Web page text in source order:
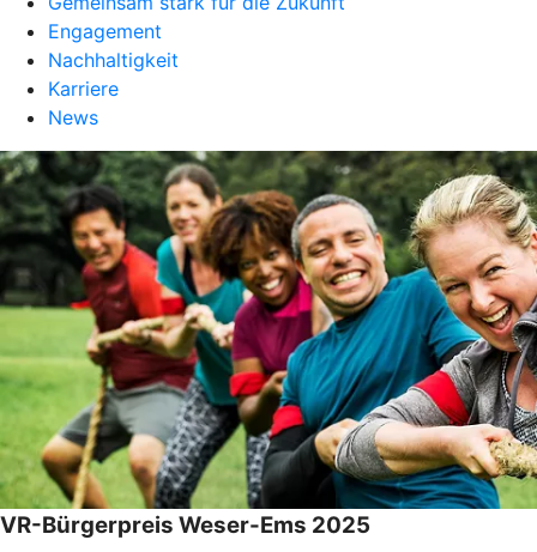
Engagement
Nachhaltigkeit
Karriere
News
VR-Bürgerpreis Weser-Ems 2025